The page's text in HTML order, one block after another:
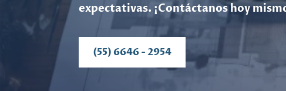
expectativas. ¡Contáctanos hoy
(55) 6646 - 2954